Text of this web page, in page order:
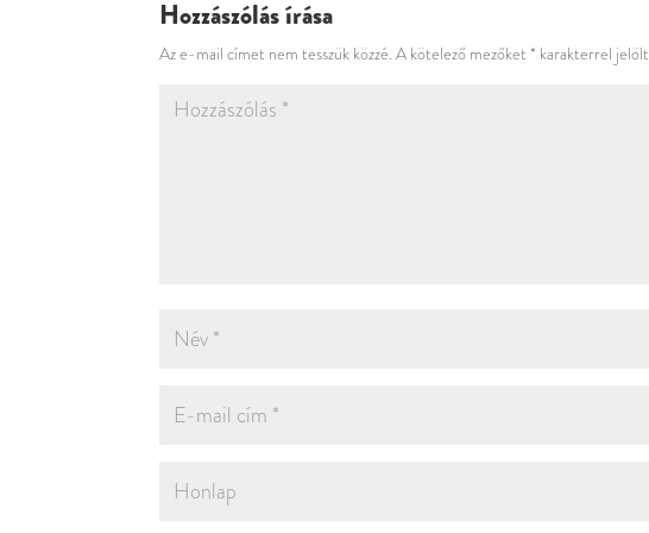
Hozzászólás írása
Az e-mail címet nem tesszük közzé. A kötelező mezőket * karakterrel